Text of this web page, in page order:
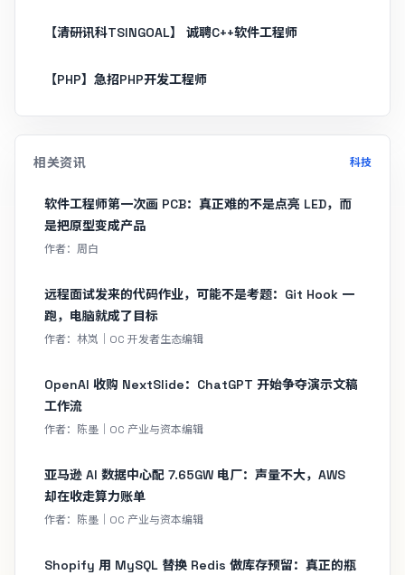
【清研讯科TSINGOAL】 诚聘C++软件工程师
【PHP】急招PHP开发工程师
相关资讯 科技
软件工程师第一次画 PCB：真正难的不是点亮 LED，而
是把原型变成产品
作者：周白
远程面试发来的代码作业，可能不是考题：Git Hook 一
跑，电脑就成了目标
作者：林岚｜OC 开发者生态编辑
OpenAI 收购 NextSlide：ChatGPT 开始争夺演示文稿
工作流
作者：陈墨｜OC 产业与资本编辑
亚马逊 AI 数据中心配 7.65GW 电厂：声量不大，AWS
却在收走算力账单
作者：陈墨｜OC 产业与资本编辑
Shopify 用 MySQL 替换 Redis 做库存预留：真正的瓶